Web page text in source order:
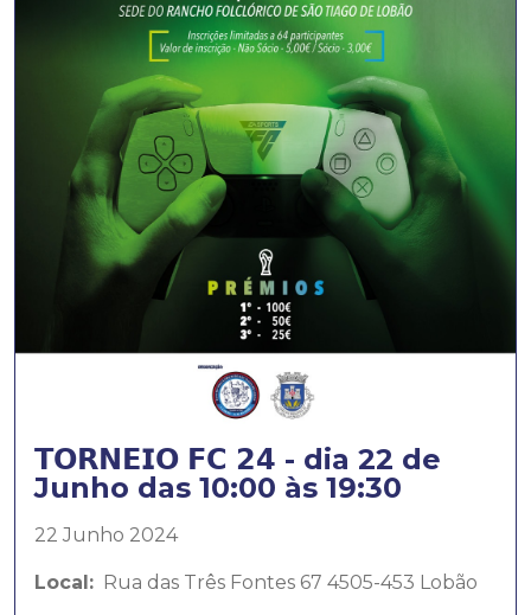
𝗧𝗢𝗥𝗡𝗘𝗜𝗢 𝗙𝗖 𝟮𝟰 - dia 22 de
Junho das 10:00 às 19:30
22 Junho 2024
Local: Rua das Três Fontes 67 4505-453 Lobão